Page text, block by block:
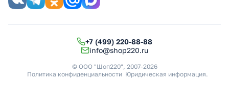
+7 (499) 220-88-88
info@shop220.ru
© ООО "Шоп220", 2007-2026
Политика конфиденциальности Юридическая информация.